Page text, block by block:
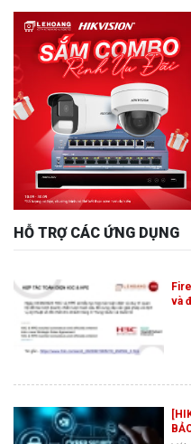
HỖ TRỢ CÁC ỨNG DỤNG
và
Với